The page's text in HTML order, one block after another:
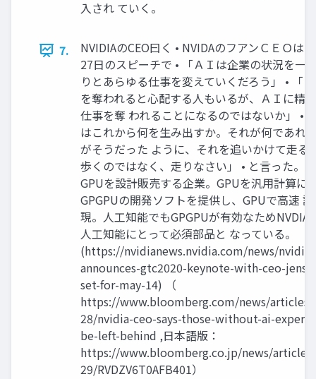
入され ていく。
7.
NVIDIAのCEO曰く • NVIDAのフアンＣＥＯは
27日のスピーチで • 「ＡＩは企業の状況を一
りとあらゆる仕事を変えていくだろう」 • 「
を奪われると心配する人もいるが、ＡＩに精
仕事を奪 われることになるのではないか」 •
はこれから何を生み出すか。それが何であれ
がそうだった ように、それを追いかけて走る
歩くのではなく、走りなさい」 • と言った。
GPUを設計販売する企業。GPUを汎用計算に
GPGPUの開発ソフトを提供し、GPUで高速
現。人工知能でもGPGPUが有効なためNVDIA
人工知能にとって必須部品と なっている。
(https://nvidianews.nvidia.com/news/nvidia-
announces-gtc2020-keynote-with-ceo-
set-for-may-14) （
https://www.bloomberg.com/news/articles/
28/nvidia-ceo-says-those-without-ai-
be-left-behind ,日本語版：
https://www.bloomberg.co.jp/news/
29/RVDZV6T0AFB401）